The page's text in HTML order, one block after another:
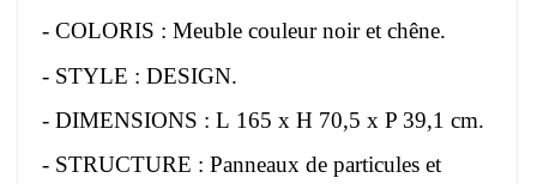
- COLORIS : Meuble couleur noir et chêne.
- STYLE : DESIGN.
- DIMENSIONS : L 165 x H 70,5 x P 39,1 cm.
- STRUCTURE : Panneaux de particules et